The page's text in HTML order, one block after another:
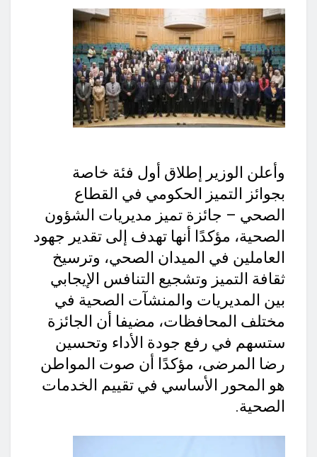
وأعلن الوزير إطلاق أول فئة خاصة
بجوائز التميز الحكومي في القطاع
الصحي – جائزة تميز مديريات الشؤون
الصحية، مؤكدًا أنها تهدف إلى تقدير جهود
العاملين في الميدان الصحي، وترسيخ
ثقافة التميز وتشجيع التنافس الإيجابي
بين المديريات والمنشآت الصحية في
مختلف المحافظات، مضيفا أن الجائزة
ستسهم في رفع جودة الأداء وتحسين
رضا المرضى، مؤكدًا أن صوت المواطن
هو المحور الأساسي في تقييم الخدمات
الصحية.